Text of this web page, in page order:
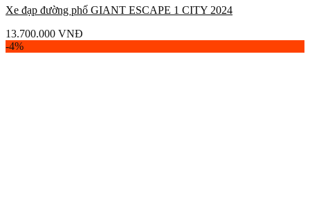
Xe đạp đường phố GIANT ESCAPE 1 CITY 2024
13.700.000 VNĐ
-4%